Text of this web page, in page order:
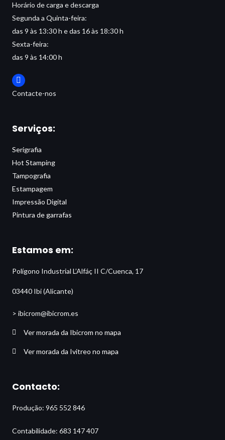
Horário de carga e descarga
Segunda a Quinta-feira:
das 9 às 13:30 h e das 16 às 18:30 h
Sexta-feira:
das 9 às 14:00 h
Contacte-nos
Serviços:
Serigrafia
Hot Stamping
Tampografia
Estampagem
Impressão Digital
Pintura de garrafas
Estamos em:
Polígono Industrial L’Alfáç II C/Cuenca, 17
03440 Ibi (Alicante)
> ibicrom@ibicrom.es
Ver morada da Ibicrom no mapa
Ver morada da Ivitreo no mapa
Contacto:
Produção: 965 552 846
Contabilidade: 683 147 407